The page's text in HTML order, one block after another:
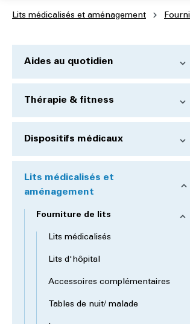
Lits médicalisés et aménagement
Aides au quotidien
Thérapie & fitness
Dispositifs médicaux
Lits médicalisés et
aménagement
Fourniture de lits
Lits médicalisés
Lits d'hôpital
Accessoires complémentaires
Tables de nuit/ malade